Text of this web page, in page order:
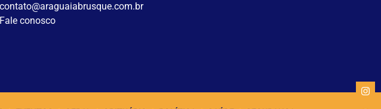
contato@araguaiabrusque.com.br
Fale conosco